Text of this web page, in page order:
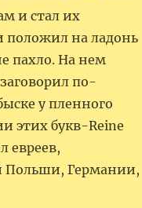
и стал их
положил на ладонь
пахло. На нем
по-
у пленного
этих букв-Reine
евреев,
Польши, Германии,